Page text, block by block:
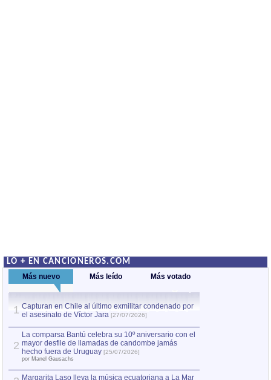
LO + EN CANCIONEROS.COM
Más nuevo Más leído Más votado
1 Capturan en Chile al último exmilitar condenado por
el asesinato de Víctor Jara [27/07/2026]
2
La comparsa Bantú celebra su 10º aniversario con el
mayor desfile de llamadas de candombe jamás
hecho fuera de Uruguay [25/07/2026]
por Manel Gausachs
Margarita Laso lleva la música ecuatoriana a La Mar